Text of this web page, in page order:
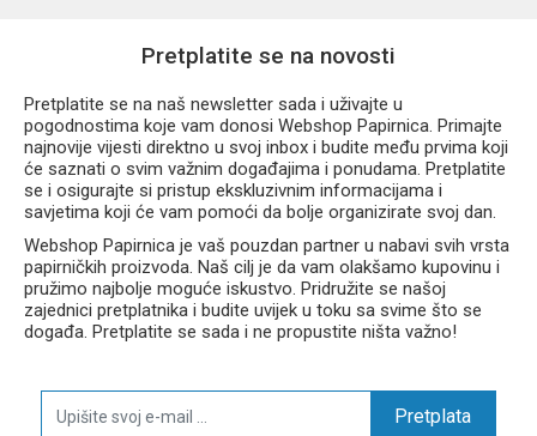
Pretplatite se na novosti
Pretplatite se na naš newsletter sada i uživajte u
pogodnostima koje vam donosi Webshop Papirnica. Primajte
najnovije vijesti direktno u svoj inbox i budite među prvima koji
će saznati o svim važnim događajima i ponudama. Pretplatite
se i osigurajte si pristup ekskluzivnim informacijama i
savjetima koji će vam pomoći da bolje organizirate svoj dan.
Webshop Papirnica je vaš pouzdan partner u nabavi svih vrsta
papirničkih proizvoda. Naš cilj je da vam olakšamo kupovinu i
pružimo najbolje moguće iskustvo. Pridružite se našoj
zajednici pretplatnika i budite uvijek u toku sa svime što se
događa. Pretplatite se sada i ne propustite ništa važno!
Pretplata